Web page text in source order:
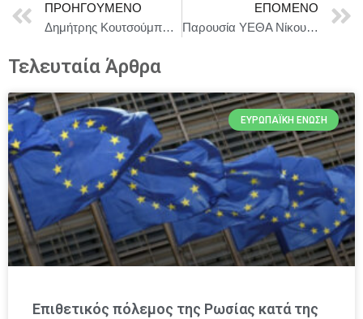
ΠΡΟΗΓΟΎΜΕΝΟ
Δημήτρης Κουτσούμπας : Τώρα χρειάζεται να δυναμώσει ακόμα περισσότερο η πάλη του λαού και της νεολαίας ενάντια στο έγκλημα που διαπράττεται
ΕΠΌΜΕΝΟ
Παρουσία ΥΕΘΑ Νίκου Δένδια στα αποκαλυπτήρια Μνημείου Πεσόντων στη Μάχη του Ρίμινι
Τελευταία Άρθρα
ΕΥΡΩΠΑΪΚΉ ΈΝΩΣΗ
Επιθετικός πόλεμος της Ρωσίας κατά της